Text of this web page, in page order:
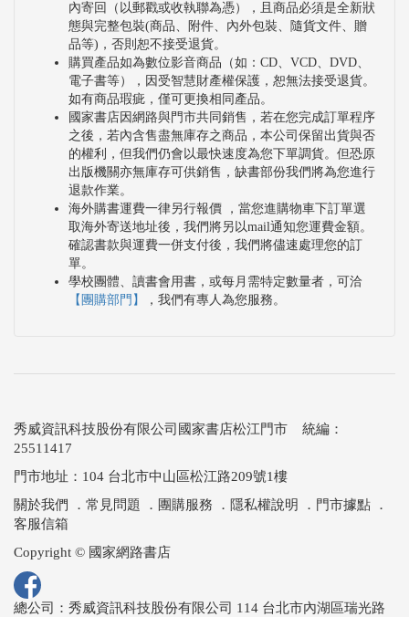
內寄回（以郵戳或收執聯為憑），且商品必須是全新狀
態與完整包裝(商品、附件、內外包裝、隨貨文件、贈
品等)，否則恕不接受退貨。
購買產品如為數位影音商品（如：CD、VCD、DVD、
電子書等），因受智慧財產權保護，恕無法接受退貨。
如有商品瑕疵，僅可更換相同產品。
國家書店因網路與門市共同銷售，若在您完成訂單程序
之後，若內含售盡無庫存之商品，本公司保留出貨與否
的權利，但我們仍會以最快速度為您下單調貨。但恐原
出版機關亦無庫存可供銷售，缺書部份我們將為您進行
退款作業。
海外購書運費一律另行報價 ，當您進購物車下訂單選
取海外寄送地址後，我們將另以mail通知您運費金額。
確認書款與運費一併支付後，我們將儘速處理您的訂
單。
學校團體、讀書會用書，或每月需特定數量者，可洽
【團購部門】
，我們有專人為您服務。
秀威資訊科技股份有限公司國家書店松江門市 統編：
25511417
門市地址：104 台北市中山區松江路209號1樓
關於我們
． 常見問題 ． 團購服務 ． 隱私權說明 ． 門市據點 ．
客服信箱
Copyright © 國家網路書店
總公司：秀威資訊科技股份有限公司 114 台北市內湖區瑞光路